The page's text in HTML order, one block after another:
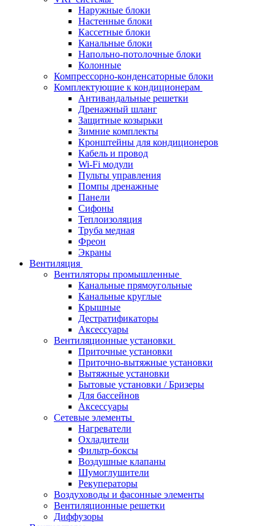
Наружные блоки
Настенные блоки
Кассетные блоки
Канальные блоки
Напольно-потолочные блоки
Колонные
Компрессорно-конденсаторные блоки
Комплектующие к кондиционерам
Антивандальные решетки
Дренажный шланг
Защитные козырьки
Зимние комплекты
Кронштейны для кондиционеров
Кабель и провод
Wi-Fi модули
Пульты управления
Помпы дренажные
Панели
Сифоны
Теплоизоляция
Труба медная
Фреон
Экраны
Вентиляция
Вентиляторы промышленные
Канальные прямоугольные
Канальные круглые
Крышные
Дестратификаторы
Аксессуары
Вентиляционные установки
Приточные установки
Приточно-вытяжные установки
Вытяжные установки
Бытовые установки / Бризеры
Для бассейнов
Аксессуары
Сетевые элементы
Нагреватели
Охладители
Фильтр-боксы
Воздушные клапаны
Шумоглушители
Рекуператоры
Воздуховоды и фасонные элементы
Вентиляционные решетки
Диффузоры